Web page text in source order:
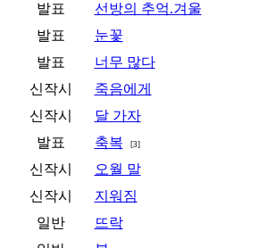
발표
선방의 추억.겨울
발표
눈꽃
발표
너무 많다
신작시
죽음에게
신작시
달 가자
발표 축복 [3]
신작시
오월 말
신작시
지워짐
일반
뜨락